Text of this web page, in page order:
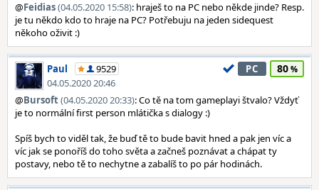
@Feidias(04.05.2020 15:58): hraješ to na PC nebo někde jinde? Resp.
je tu někdo kdo to hraje na PC? Potřebuju na jeden sidequest
někoho oživit :)
Paul
9529
04.05.2020 20:46
PC 80
@Bursoft(04.05.2020 20:33): Co tě na tom gameplayi štvalo? Vždyť
je to normální first person mlátička s dialogy :)
Spíš bych to viděl tak, že buď tě to bude bavit hned a pak jen víc a
víc jak se ponoříš do toho světa a začneš poznávat a chápat ty
postavy, nebo tě to nechytne a zabalíš to po pár hodinách.